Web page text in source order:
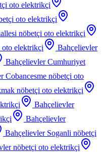
oto elektrikçi
oto elektrikçi
nöbetçi oto elektrikçi
oto elektrikçi
Bahçelievler
Bahçelievler Cumhuriyet
Cobancesme nöbetçi oto
nöbetçi oto elektrikçi
Bahçelievler
Bahçelievler
Bahçelievler Soganli nöbetçi
nöbetçi oto elektrikçi